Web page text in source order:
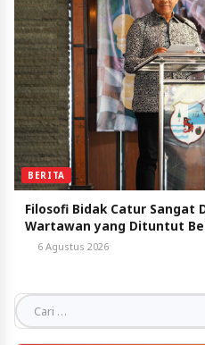
BERITA
Filosofi Bidak Catur Sangat
Wartawan yang Dituntut
6 Agustus 2026
Cari untuk: